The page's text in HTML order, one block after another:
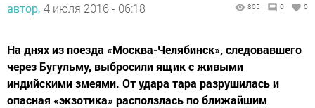
автор, 4 июля 2016 - 06:18 805 0 0
На днях из поезда «Москва-Челябинск», следовавшего
через Бугульму, выбросили ящик с живыми
индийскими змеями. От удара тара разрушилась и
опасная «экзотика» расползлась по ближайшим